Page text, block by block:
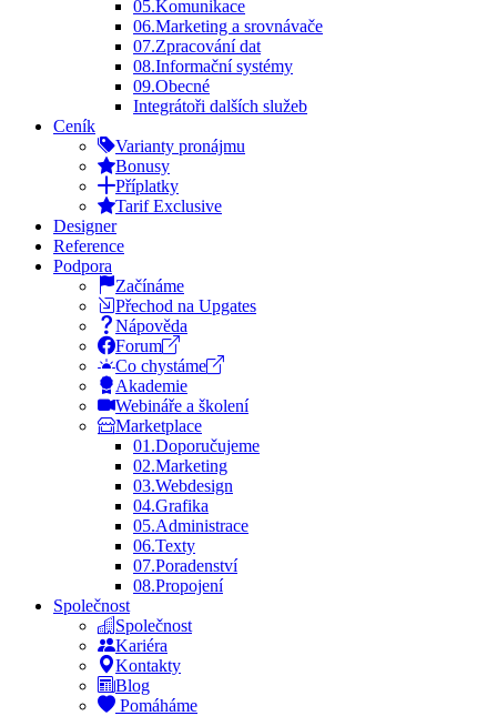
05.Komunikace
06.Marketing a srovnávače
07.Zpracování dat
08.Informační systémy
09.Obecné
Integrátoři dalších služeb
Ceník
Varianty pronájmu
Bonusy
Příplatky
Tarif Exclusive
Designer
Reference
Podpora
Začínáme
Přechod na Upgates
Nápověda
Forum
Co chystáme
Akademie
Webináře a školení
Marketplace
01.Doporučujeme
02.Marketing
03.Webdesign
04.Grafika
05.Administrace
06.Texty
07.Poradenství
08.Propojení
Společnost
Společnost
Kariéra
Kontakty
Blog
Pomáháme